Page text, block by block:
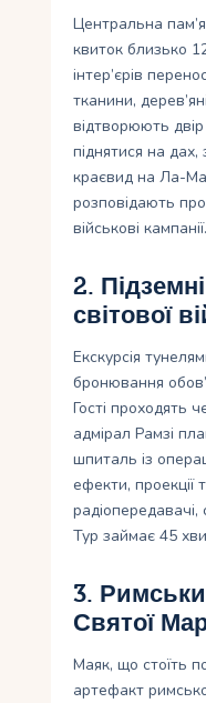
Центральна
квиток близько
інтер’єрів
тканини,
відтворюють двір
піднятися на дах,
краєвид на Ла-
розповідають
військові кампанії.
2.
світової
Екскурсія
бронювання
Гості проходять
адмірал Рамзі
шпиталь із
ефекти, проекції
Тур займає 45
3.
Святої
Маяк, що стоїть
артефакт